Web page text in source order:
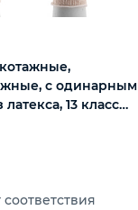
с одинарным
13 класс